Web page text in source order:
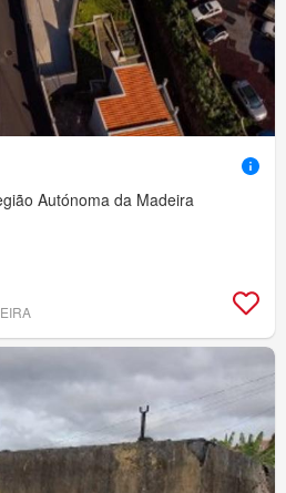
Autónoma da Madeira